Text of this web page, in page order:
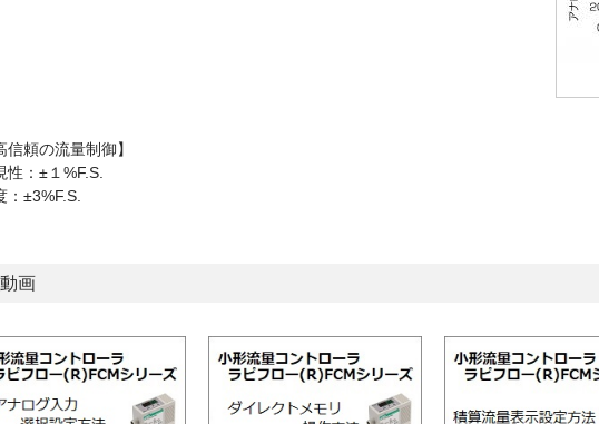
信頼の流量制御】
性：±１%F.S.
：±3%F.S.
画